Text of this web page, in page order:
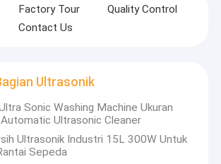
Factory Tour
Quality Control
Contact Us
Ultrasonik
Sonic Washing Machine Ukuran
Ultrasonic Cleaner
Ultrasonik Industri 15L 300W Untuk
Sepeda